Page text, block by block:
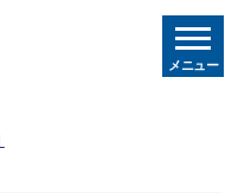
メニュー